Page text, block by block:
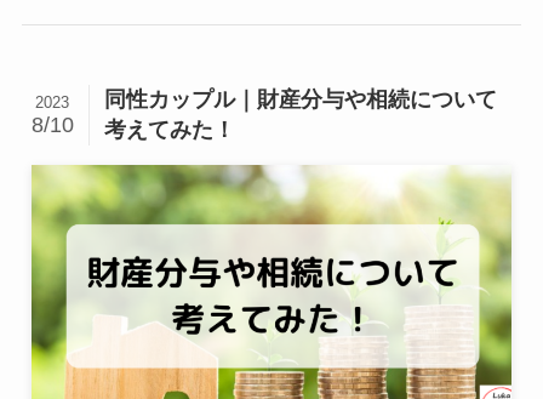
同性カップル｜財産分与や相続について
考えてみた！
2023
8/10